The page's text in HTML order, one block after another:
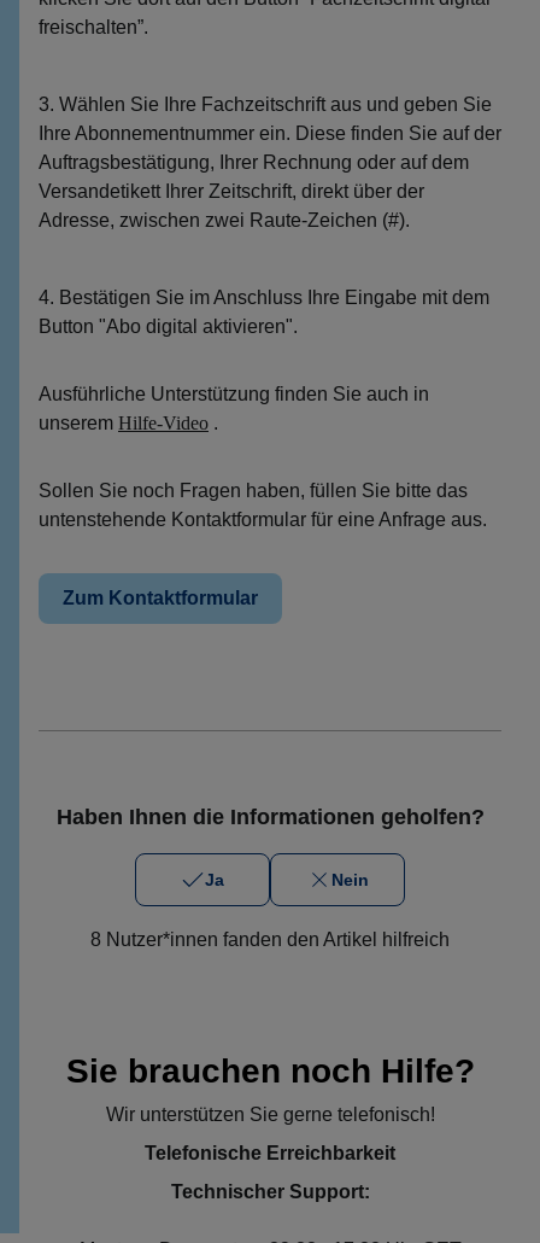
freischalten”.
3. Wählen Sie Ihre Fachzeitschrift aus und geben Sie
Ihre Abonnementnummer ein. Diese finden Sie auf der
Auftragsbestätigung, Ihrer Rechnung oder auf dem
Versandetikett Ihrer Zeitschrift, direkt über der
Adresse, zwischen zwei Raute-Zeichen (#).
4. Bestätigen Sie im Anschluss Ihre Eingabe mit dem
Button "Abo digital aktivieren".
Ausführliche Unterstützung finden Sie auch in
unserem Hilfe-Video .
Sollen Sie noch Fragen haben, füllen Sie bitte das
untenstehende Kontaktformular für eine Anfrage aus.
Zum Kontaktformular
Haben Ihnen die Informationen geholfen?
Ja Nein
8 Nutzer*innen fanden den Artikel hilfreich
Sie brauchen noch Hilfe?
Wir unterstützen Sie gerne telefonisch!
Telefonische Erreichbarkeit
Technischer Support: